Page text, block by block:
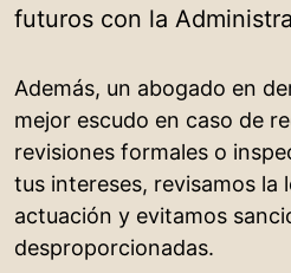
futuros con la
Además, un abogado en
mejor escudo en caso de
revisiones formales o
tus intereses, revisamos la
actuación y evitamos
desproporcionadas.